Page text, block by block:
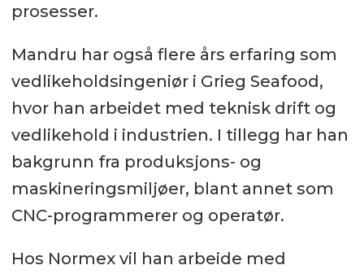
prosesser.
Mandru har også flere års erfaring som
vedlikeholdsingeniør i Grieg Seafood,
hvor han arbeidet med teknisk drift og
vedlikehold i industrien. I tillegg har han
bakgrunn fra produksjons- og
maskineringsmiljøer, blant annet som
CNC-programmerer og operatør.
Hos Normex vil han arbeide med